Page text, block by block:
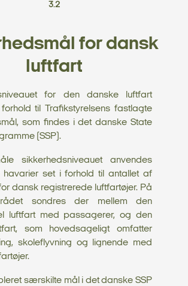
3.2
for dansk
luftfart
for den danske luftfart
til Trafikstyrelsens fastlagte
som findes i det danske State
(SSP).
sikkerhedsniveauet anvendes
havarier set i forhold til antallet af
dansk registrerede luftfartøjer. På
sondres der mellem den
luftfart med passagerer, og den
som hovedsageligt omfatter
skoleflyvning og lignende med
særskilte mål i det danske SSP